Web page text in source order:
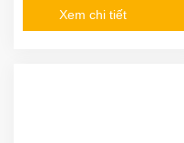
Xem chi tiết